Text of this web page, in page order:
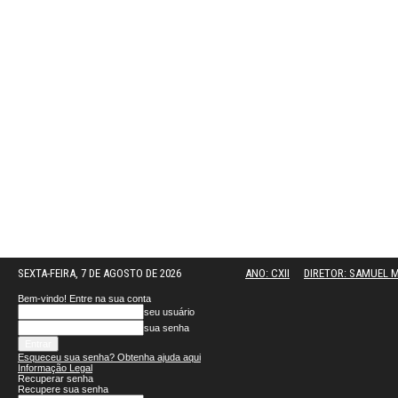
SEXTA-FEIRA, 7 DE AGOSTO DE 2026 ANO: CXII DIRETOR: SAMUEL
Bem-vindo! Entre na sua conta
seu usuário
sua senha
Esqueceu sua senha? Obtenha ajuda aqui
Informação Legal
Recuperar senha
Recupere sua senha